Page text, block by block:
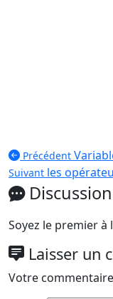
Précédent
Suivant les
Soyez le premier
Laisser un
Votre